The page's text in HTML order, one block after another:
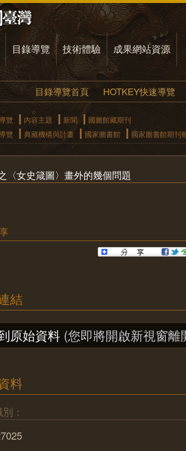
目錄導覽 技術體驗 成果網站資源
目錄導覽首頁 HOTKEY快速導覽
覽 內容主題 新聞
國圖館藏期刊
覽 典藏機構與計畫 國家圖書館 國家圖書館期刊
〈女史箴圖〉畫外的幾個問題
結
原始資料 (您即將開啟新視窗離
料
：